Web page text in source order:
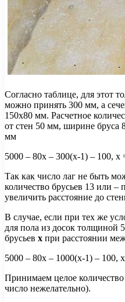
Согласно таблице, для этот
можно принять 300 мм, а
150х80 мм. Расчетное
от стен 50 мм, ширине бруса
мм
5000 – 80х – 300(х-1) – 100, х
Так как число лаг не быть
количество брусьев 13 или
увеличить расстояние до
В случае, если при тех же
для пола из досок толщиной
брусьев х при расстоянии
5000 – 80х – 1000(х-1) – 100,
Принимаем целое
число нежелательно).